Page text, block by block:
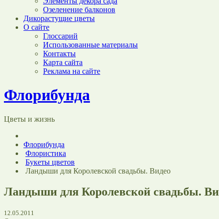
Озеленение балконов
Дикорастущие цветы
О сайте
Глоссарий
Использованные материалы
Контакты
Карта сайта
Реклама на сайте
Флорибунда
Цветы и жизнь
Флорибунда
Флористика
Букеты цветов
Ландыши для Королевской свадьбы. Видео
Ландыши для Королевской свадьбы.
12.05.2011